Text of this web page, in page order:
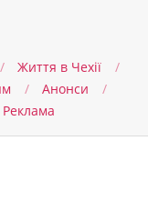
Життя в Чеxії
Анонси
Реклама